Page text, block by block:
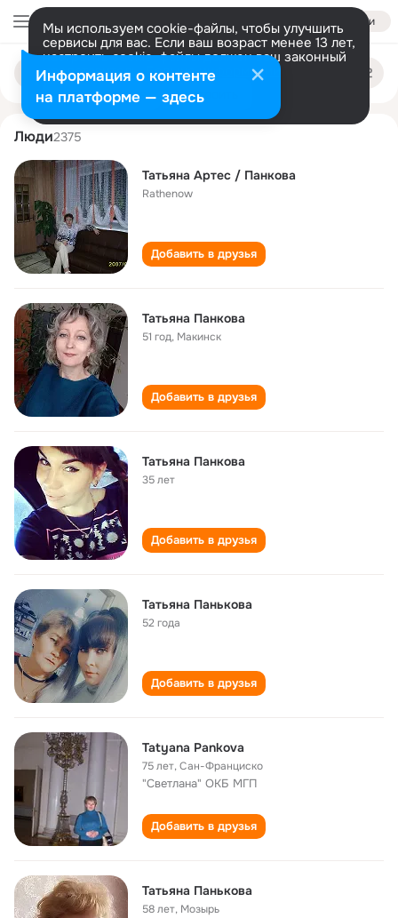
Войти
Мы используем cookie-файлы, чтобы улучшить
сервисы для вас. Если ваш возраст менее 13 лет,
настроить cookie-файлы должен ваш законный
представитель. Больше информации
Разрешить все Настроить
Поиск
людям
tatyana pankova
Люди2375
Татьяна Артес / Панкова
Rathenow
Добавить в друзья
Татьяна Панкова
51 год, Макинск
Добавить в друзья
Татьяна Панкова
35 лет
Добавить в друзья
Татьяна Панькова
52 года
Добавить в друзья
Tatyana Pankova
75 лет,Сан-Франциско
"Светлана" ОКБ МГП
Добавить в друзья
Татьяна Панькова
58 лет, Мозырь
Информация о контенте
на платформе — здесь